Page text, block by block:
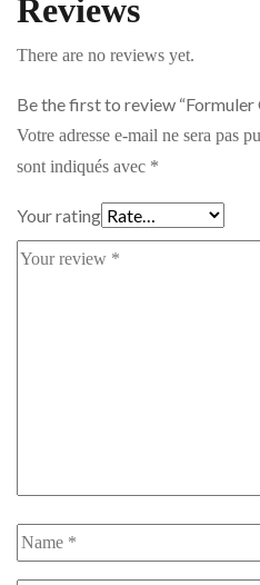
Reviews
There are no reviews yet.
Be the first to review “Formuler
Votre adresse e-mail ne sera pas
sont indiqués avec *
Your rating